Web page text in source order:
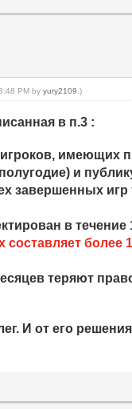
PM byyury2109 .)
в п.3 :
имеющих
и
завершенных
в течение
более
теряют
И от его